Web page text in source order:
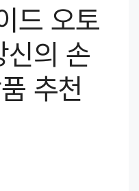
드 오토
신의 손
추천